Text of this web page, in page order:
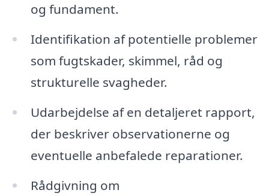
og fundament.
Identifikation af potentielle problemer
som fugtskader, skimmel, råd og
strukturelle svagheder.
Udarbejdelse af en detaljeret rapport,
der beskriver observationerne og
eventuelle anbefalede reparationer.
Rådgivning om